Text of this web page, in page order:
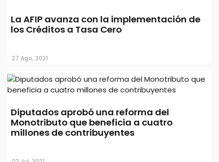
La AFIP avanza con la implementación de
los Créditos a Tasa Cero
27 Ago, 2021
Diputados aprobó una reforma del
Monotributo que beneficia a cuatro
millones de contribuyentes